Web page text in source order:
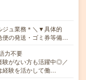
ジュ業務＊＼▼具体的
便の発送・ゴミ券等備…
力不要
験がない方も活躍中◎／
経験を活かして働…